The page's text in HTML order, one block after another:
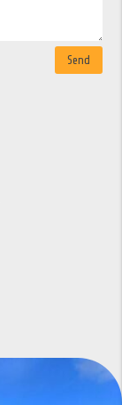
Send